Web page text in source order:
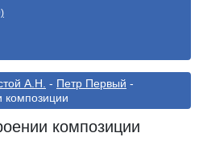
А.Н. - Петр Первый -
композиции
композиции